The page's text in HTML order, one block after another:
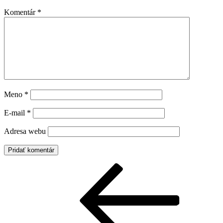
Komentár *
Meno *
E-mail *
Adresa webu